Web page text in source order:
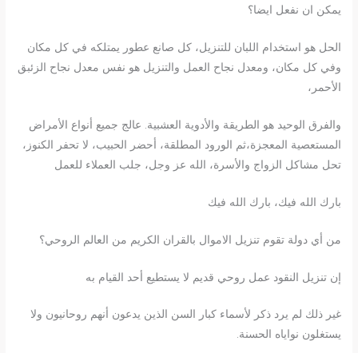
يمكن ان نفعل ايضا؟
الحل هو استخدام اللبان للتنزيل، كل صانع عطور يمتلكه في كل مكان
وفي كل مكان، ومعدل نجاح العمل والتنزيل هو نفس معدل نجاح الزئبق
الأحمر،
والفرق الوحيد هو الطريقة والأدوية العشبية. عالج جميع أنواع الأمراض
المستعصية المعجزة،ثم الورود المطلقة، أحضر الحبيب، لا تحفر الكنوز،
تحل مشاكل الزواج والأسرة، الله عز وجل، جلب العملاء للعمل
بارك الله فيك، بارك الله فيك
من أي دولة تقوم تنزيل الاموال بالقران الكريم من العالم الروحي؟
إن تنزيل النقود عمل روحي قديم لا يستطيع أحد القيام به
غير ذلك لم يرد ذكر لأسماء كبار السن الذين يدعون أنهم روحانيون ولا
يستغلون نواياه الحسنة.